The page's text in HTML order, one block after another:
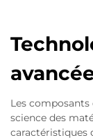
Les
science des
caractéristiques